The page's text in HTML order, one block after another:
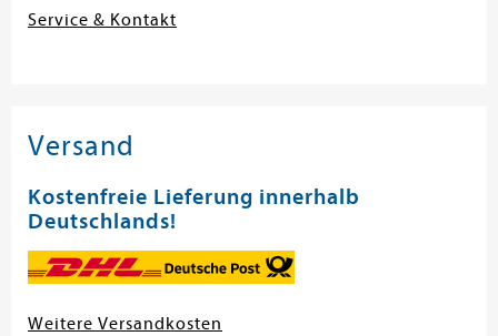
Service & Kontakt
Versand
Kostenfreie Lieferung innerhalb
Deutschlands!
Weitere Versandkosten